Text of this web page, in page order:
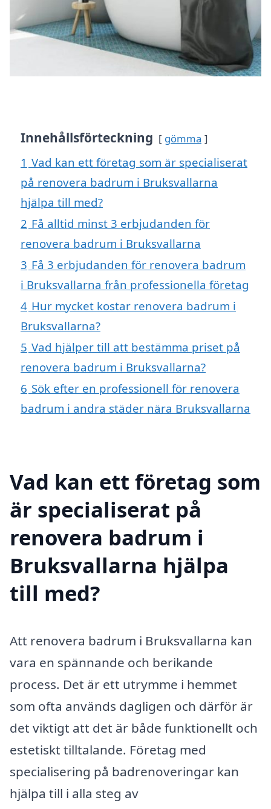
Innehållsförteckning gömma
1 Vad kan ett företag som är specialiserat
på renovera badrum i Bruksvallarna
hjälpa till med?
2 Få alltid minst 3 erbjudanden för
renovera badrum i Bruksvallarna
3 Få 3 erbjudanden för renovera badrum
i Bruksvallarna från professionella företag
4 Hur mycket kostar renovera badrum i
Bruksvallarna?
5 Vad hjälper till att bestämma priset på
renovera badrum i Bruksvallarna?
6 Sök efter en professionell för renovera
badrum i andra städer nära Bruksvallarna
Vad kan ett företag som
är specialiserat på
renovera badrum i
Bruksvallarna hjälpa
till med?
Att renovera badrum i Bruksvallarna kan
vara en spännande och berikande
process. Det är ett utrymme i hemmet
som ofta används dagligen och därför är
det viktigt att det är både funktionellt och
estetiskt tilltalande. Företag med
specialisering på badrenoveringar kan
hjälpa till i alla steg av